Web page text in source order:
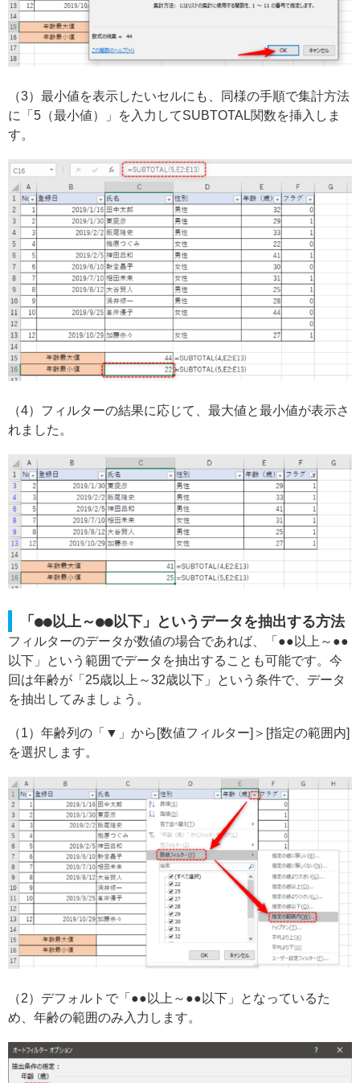
（3）最小値を表示したいセルにも、同様の手順で集計方法
に「5（最小値）」を入力してSUBTOTAL関数を挿入しま
す。
（4）フィルターの結果に応じて、最大値と最小値が表示さ
れました。
「●●以上～●●以下」というデータを抽出する方法
フィルターのデータが数値の場合であれば、「●●以上～●●
以下」という範囲でデータを抽出することも可能です。今
回は年齢が「25歳以上～32歳以下」という条件で、データ
を抽出してみましょう。
（1）年齢列の「▼」から[数値フィルター]＞[指定の範囲内]
を選択します。
（2）デフォルトで「●●以上～●●以下」となっているた
め、年齢の範囲のみ入力します。